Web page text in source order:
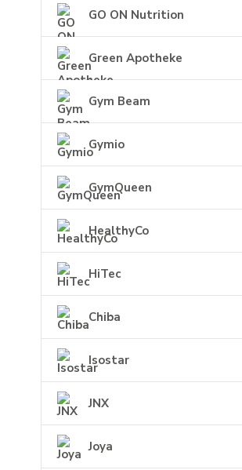
GO ON Nutrition
Green Apotheke
Gym Beam
Gymio
GymQueen
HealthyCo
HiTec
Chiba
Isostar
JNX
Joya